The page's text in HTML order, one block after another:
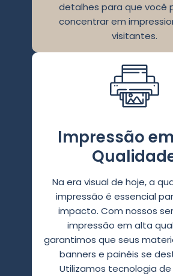
detalhes para que você
concentrar em
visitantes.
Impressão
Na era visual de hoje, a
impressão é essencial
impacto. Com nossos
impressão em alta
garantimos que seus
banners e painéis se
Utilizamos tecnologia